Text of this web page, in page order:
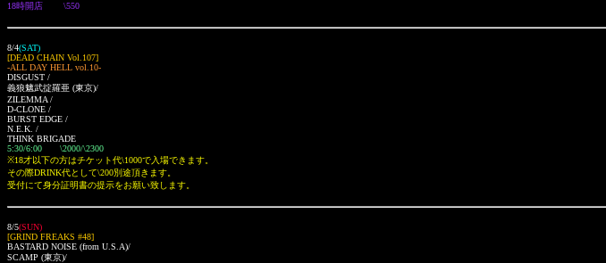
18時開店 \550
8/4(SAT)
[DEAD CHAIN Vol.107]
-ALL DAY HELL vol.10-
DISGUST /
義狼魑武掟羅亜 (東京)/
ZILEMMA /
D-CLONE /
BURST EDGE /
N.E.K. /
THINK BRIGADE
5:30/6:00 \2000/\2300
※18才以下の方はチケット代\1000で入場できます。
その際DRINK代として\200別途頂きます。
受付にて身分証明書の提示をお願い致します。
8/5(SUN)
[GRIND FREAKS #48]
BASTARD NOISE (from U.S.A)/
SCAMP (東京)/